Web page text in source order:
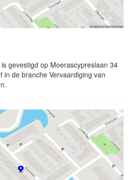
gevestigd op Moerascypreslaan 34
in de branche Vervaardiging van